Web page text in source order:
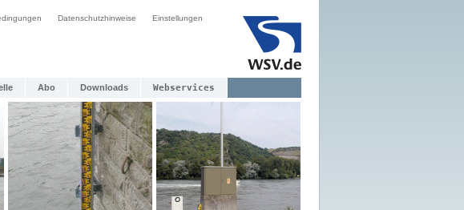
Datenschutzhinweise Einstellungen
Abo Downloads Webservices